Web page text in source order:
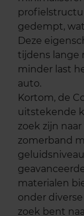
gedempt,
Deze
tijdens lange
minder last
auto.
Kortom, de
uitstekende
zoek zijn
zomerband
materialen
onder
zoek bent